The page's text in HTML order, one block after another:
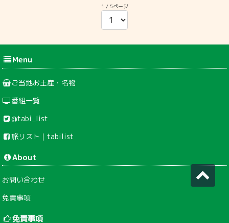
1 / 5ページ
Menu
ご当地お土産・名物
番組一覧
@tabi_list
旅リスト｜tabilist
About
お問い合わせ
免責事項
免責事項